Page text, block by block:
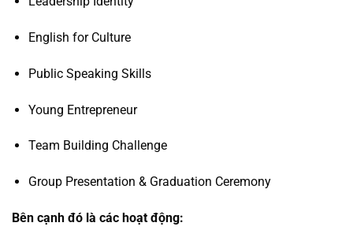
English for Culture
Public Speaking Skills
Young Entrepreneur
Team Building Challenge
Group Presentation & Graduation Ceremony
Bên cạnh đó là các hoạt động: